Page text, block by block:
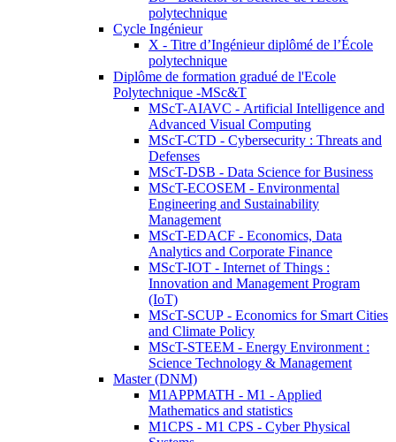
polytechnique
Cycle Ingénieur
X - Titre d’Ingénieur diplômé de l’École
polytechnique
Diplôme de formation gradué de l'Ecole
Polytechnique -MSc&T
MScT-AIAVC - Artificial Intelligence and
Advanced Visual Computing
MScT-CTD - Cybersecurity : Threats and
Defenses
MScT-DSB - Data Science for Business
MScT-ECOSEM - Environmental
Engineering and Sustainability
Management
MScT-EDACF - Economics, Data
Analytics and Corporate Finance
MScT-IOT - Internet of Things :
Innovation and Management Program
(IoT)
MScT-SCUP - Economics for Smart Cities
and Climate Policy
MScT-STEEM - Energy Environment :
Science Technology & Management
Master (DNM)
M1APPMATH - M1 - Applied
Mathematics and statistics
M1CPS - M1 CPS - Cyber Physical